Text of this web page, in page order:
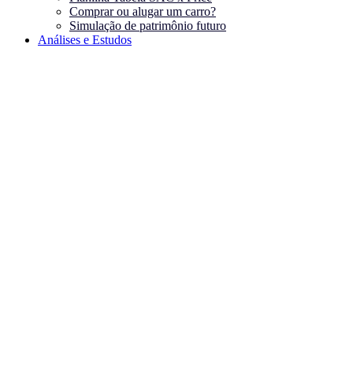
Comprar ou alugar um carro?
Simulação de patrimônio futuro
Análises e Estudos